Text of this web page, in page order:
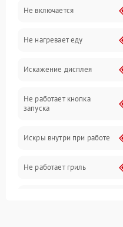
Механика и внутренние
Механические
Питание и запуск
Нагрев и приготовление
Программное
Не включается
Не нагревает еду
Искажение дисплея
Не работает кнопка
запуска
Искры внутри при работе
Не работает гриль